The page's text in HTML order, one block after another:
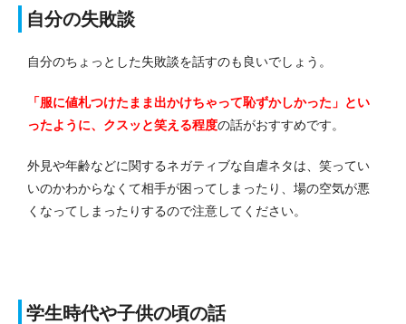
自分の失敗談
自分のちょっとした失敗談を話すのも良いでしょう。
「服に値札つけたまま出かけちゃって恥ずかしかった」とい
ったように、クスッと笑える程度の話がおすすめです。
外見や年齢などに関するネガティブな自虐ネタは、笑ってい
いのかわからなくて相手が困ってしまったり、場の空気が悪
くなってしまったりするので注意してください。
学生時代や子供の頃の話